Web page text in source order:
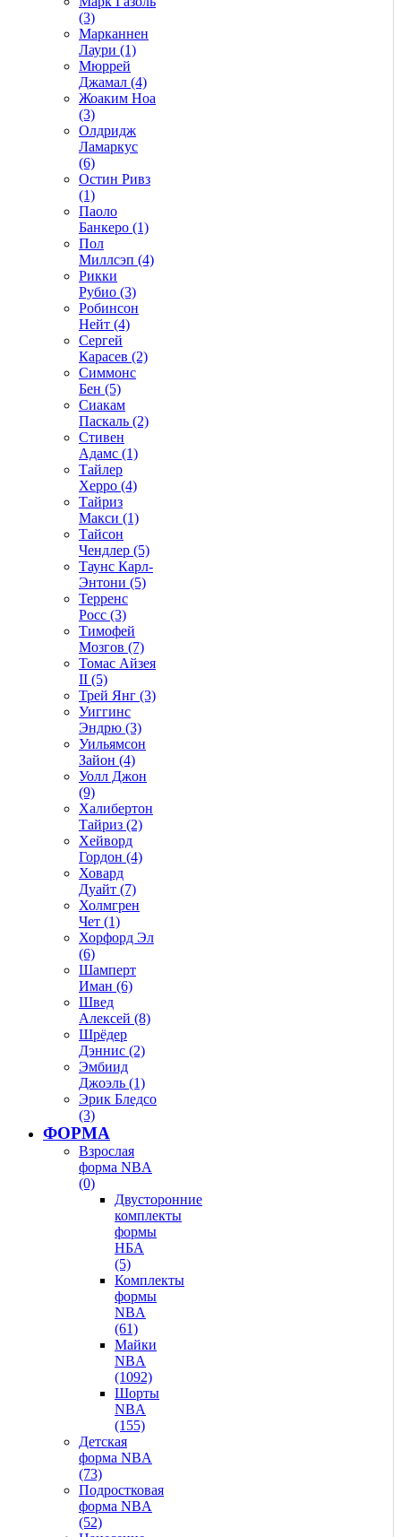
(3)
Марканнен
Лаури (1)
Мюррей
Джамал (4)
Жоаким Ноа
(3)
Олдридж
Ламаркус
(6)
Остин Ривз
(1)
Паоло
Банкеро (1)
Пол
Миллсэп (4)
Рикки
Рубио (3)
Робинсон
Нейт (4)
Сергей
Карасев (2)
Симмонс
Бен (5)
Сиакам
Паскаль (2)
Стивен
Адамс (1)
Тайлер
Херро (4)
Тайриз
Макси (1)
Тайсон
Чендлер (5)
Таунс Карл-
Энтони (5)
Терренс
Росс (3)
Тимофей
Мозгов (7)
Томас Айзея
II (5)
Трей Янг (3)
Уиггинс
Эндрю (3)
Уильямсон
Зайон (4)
Уолл Джон
(9)
Халибертон
Тайриз (2)
Хейворд
Гордон (4)
Ховард
Дуайт (7)
Холмгрен
Чет (1)
Хорфорд Эл
(6)
Шамперт
Иман (6)
Швед
Алексей (8)
Шрёдер
Дэннис (2)
Эмбиид
Джоэль (1)
Эрик Бледсо
(3)
ФОРМА
Взрослая
форма NBA
(0)
Двусторонние
комплекты
формы
НБА
(5)
Комплекты
формы
NBA
(61)
Майки
NBA
(1092)
Шорты
NBA
(155)
Детская
форма NBA
(73)
Подростковая
форма NBA
(52)